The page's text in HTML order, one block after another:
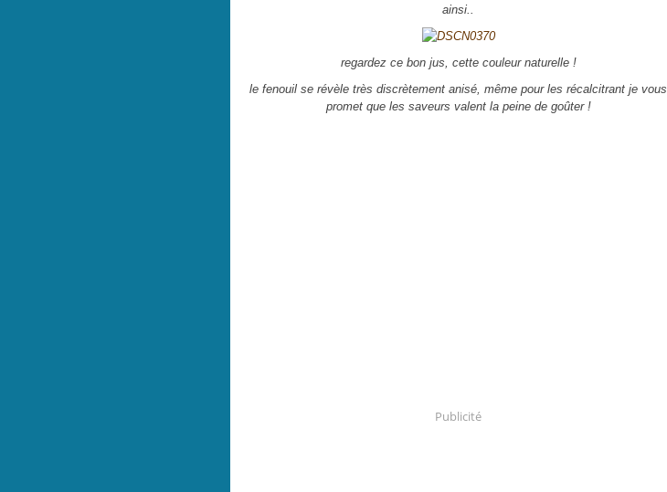
ainsi..
regardez ce bon jus, cette couleur naturelle !
le fenouil se révèle très discrètement anisé, même pour les récalcitrant je vous
promet que les saveurs valent la peine de goûter !
Publicité